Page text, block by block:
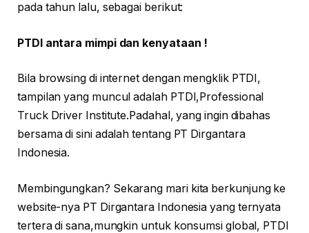
pada tahun lalu, sebagai berikut:
PTDI antara mimpi dan kenyataan !
Bila browsing di internet dengan mengklik PTDI,
tampilan yang muncul adalah PTDI,Professional
Truck Driver Institute.Padahal, yang ingin dibahas
bersama di sini adalah tentang PT Dirgantara
Indonesia.
Membingungkan? Sekarang mari kita berkunjung ke
website-nya PT Dirgantara Indonesia yang ternyata
tertera di sana,mungkin untuk konsumsi global, PTDI